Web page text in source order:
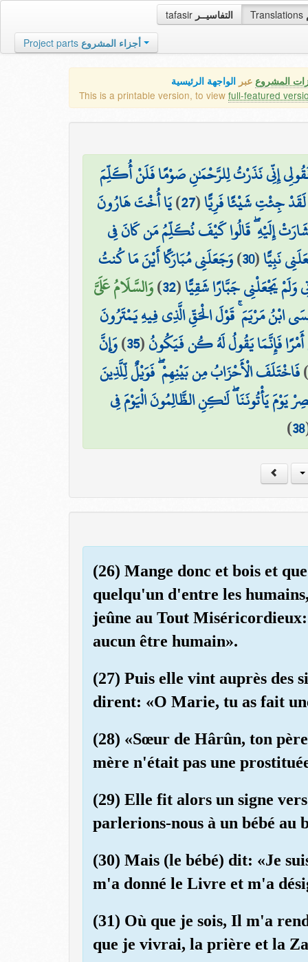
tafasir التفاسيــر Translations
Project parts أجزاء المشروع
المشروع عبر الواجهة الرئيسية
This is a printable version, to view full-featured
إِنِّي نَذَرْتُ لِلرَّحْمَٰنِ صَوْمًا فَلَنْ أُكَلِّمَ
لَقَدْ جِئْتِ شَيْئًا فَرِيًّا(
27
)يَا أُخْتَ هَارُونَ
إِلَيْهِ ۖ قَالُوا كَيْفَ نُكَلِّمُ مَن كَانَ فِي
نَبِيًّا(
30
)وَجَعَلَنِي مُبَارَكًا أَيْنَ مَا كُنتُ
وَلَمْ يَجْعَلْنِي جَبَّارًا شَقِيًّا(
32
)وَالسَّلَامُ عَلَيَّ
ابْنُ مَرْيَمَ ۚ قَوْلَ الْحَقِّ الَّذِي فِيهِ يَمْتَرُونَ
فَإِنَّمَا يَقُولُ لَهُ كُن فَيَكُونُ(
35
)وَإِنَّ
)فَاخْتَلَفَ الْأَحْزَابُ مِن بَيْنِهِمْ ۖ فَوَيْلٌ لِّلَّذِينَ
يَوْمَ يَأْتُونَنَا ۖ لَٰكِنِ الظَّالِمُونَ الْيَوْمَ فِي
38
)
(26) Mange donc et bois et
quelqu'un d'entre les
jeûne au Tout
aucun être humain».
(27) Puis elle vint auprès des
dirent: «O Marie, tu as fait
(28) «Sœur de Hârûn, ton
mère n'était pas une
(29) Elle fit alors un signe
parlerions-nous à un bébé au
(30) Mais (le bébé) dit: «Je
m'a donné le Livre et m'a
(31) Où que je sois, Il m'a
que je vivrai, la prière et la